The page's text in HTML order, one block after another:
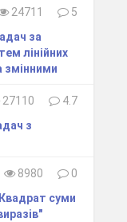
24711
5
за
лінійних
змінними
27110
4.7
з
8980
0
суми